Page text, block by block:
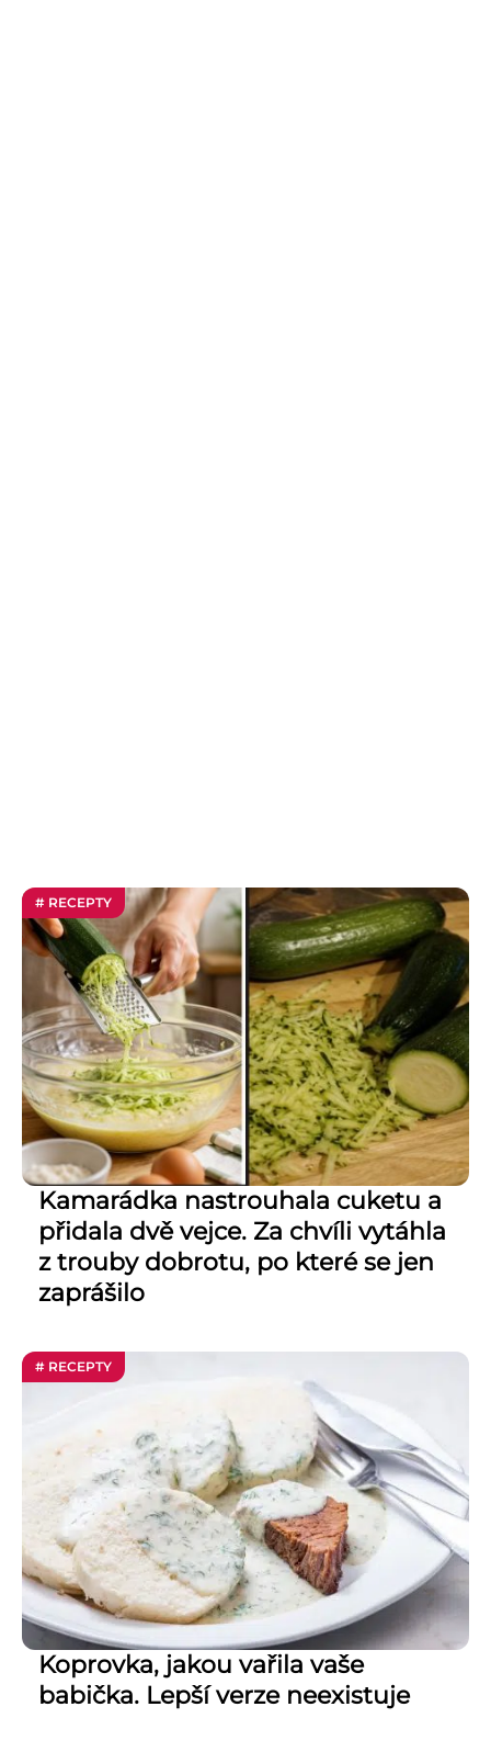
# RECEPTY
Kamarádka nastrouhala cuketu a
přidala dvě vejce. Za chvíli vytáhla
z trouby dobrotu, po které se jen
zaprášilo
# RECEPTY
Koprovka, jakou vařila vaše
babička. Lepší verze neexistuje